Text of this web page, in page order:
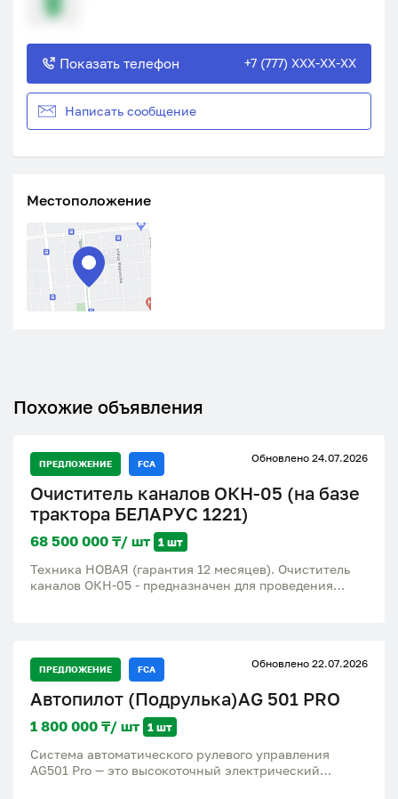
Показать телефон +7 (777) XXX-XX-XX
Написать сообщение
Местоположение
Похожие объявления
ПРЕДЛОЖЕНИЕ FCA Обновлено 24.07.2026
Очиститель каналов ОКН-05 (на базе
трактора БЕЛАРУС 1221)
68 500 000 ₸/ шт 1 шт
Техника НОВАЯ (гарантия 12 месяцев). Очиститель
каналов ОКН-05 - предназначен для проведения
окашивание откосов каналов и дамб косилкой
роторной; • разравнивание вынутого грунта по берме
канала и производство планировочных работ на
объектах отвалом. ОКН-05 также используется для
окашивания обочин, кюветов и разделительных
предназначен для очистки дна каналов от наносов,
травяной растительности, проложенных в грунтах I
ПРЕДЛОЖЕНИЕ FCA Обновлено 22.07.2026
Автопилот (Подрулька)AG 501 PRO
1 800 000 ₸/ шт 1 шт
Система автоматического рулевого управления
AG501 Pro — это высокоточный электрический